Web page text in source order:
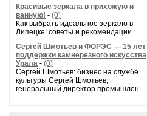
Красивые зеркала в прихожую и
ванную! - (0)
Как выбрать идеальное зеркало в
Липецке: советы и рекомендации ...
Сергей Шмотьев и ФОРЭС — 15 лет
поддержки камнерезного искусства
Урала - (0)
Сергей Шмотьев: бизнес на службе
культуры Сергей Шмотьев,
генеральный директор промышлен...